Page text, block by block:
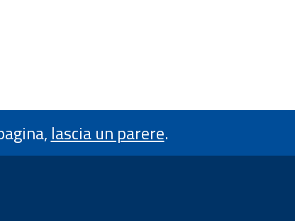
lascia un parere.